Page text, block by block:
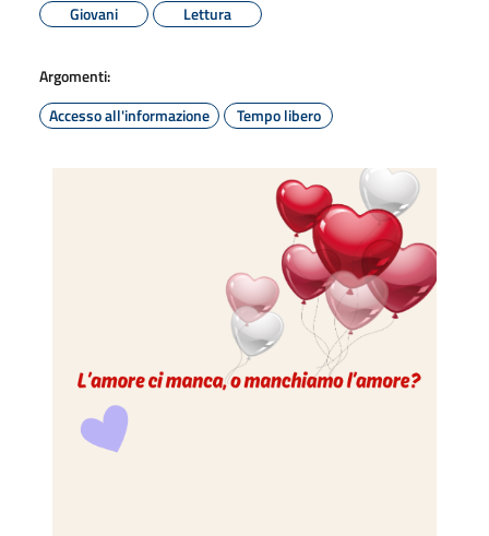
Giovani
Lettura
Argomenti:
Accesso all'informazione
Tempo libero